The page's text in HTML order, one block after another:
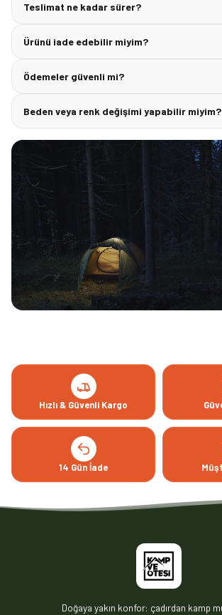
Teslimat ne kadar sürer?
Ürünü iade edebilir miyim?
Ödemeler güvenli mi?
Beden veya renk değişimi yapabilir miyim?
Hızlı & Güvenli Kargo
14 Gün İade
Doğaya yakın konfor: çadırdan kamp